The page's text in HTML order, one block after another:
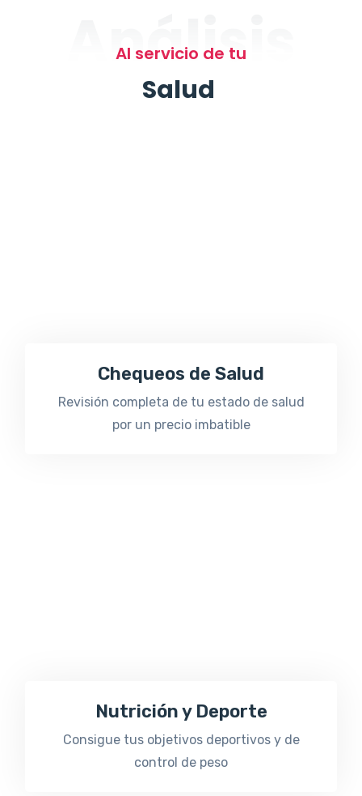
Análisis
Al servicio de tu
Salud
Chequeos de Salud
Revisión completa de tu estado de salud
por un precio imbatible
Nutrición y Deporte
Consigue tus objetivos deportivos y de
control de peso